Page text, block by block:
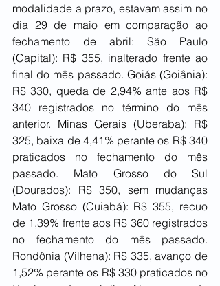
modalidade a prazo, estavam assim no
dia 29 de maio em comparação ao
fechamento de abril: São Paulo
(Capital): R$ 355, inalterado frente ao
final do mês passado. Goiás (Goiânia):
R$ 330, queda de 2,94% ante aos R$
340 registrados no término do mês
anterior. Minas Gerais (Uberaba): R$
325, baixa de 4,41% perante os R$ 340
praticados no fechamento do mês
passado. Mato Grosso do Sul
(Dourados): R$ 350, sem mudanças
Mato Grosso (Cuiabá): R$ 355, recuo
de 1,39% frente aos R$ 360 registrados
no fechamento do mês passado.
Rondônia (Vilhena): R$ 335, avanço de
1,52% perante os R$ 330 praticados no